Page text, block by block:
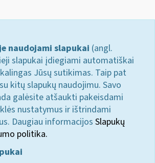
naudojami slapukai (angl.
slapukai įdiegiami automatiškai
Jūsų sutikimas. Taip pat
kitų slapukų naudojimu. Savo
galėsite atšaukti pakeisdami
nustatymus ir ištrindami
Daugiau informacijos Slapukų
politika.